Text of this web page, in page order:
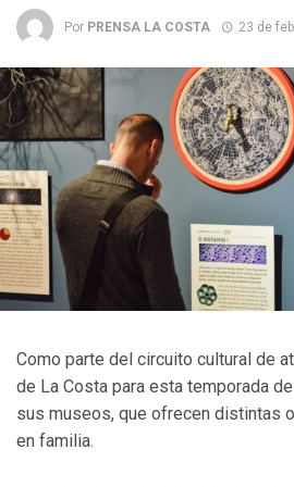
Por PRENSA LA COSTA 23 de
Como parte del circuito cultural de
de La Costa para esta temporada
sus museos, que ofrecen distintas
en familia.